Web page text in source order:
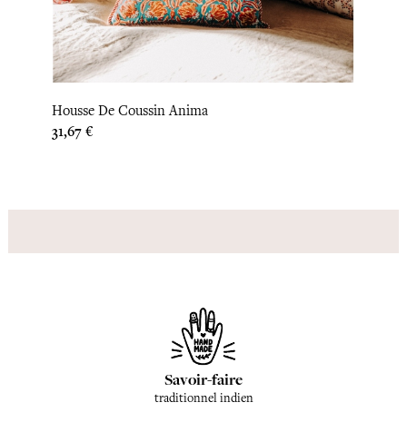
Housse De Coussin Anima
Prix
31,67 €
Savoir-faire
traditionnel indien